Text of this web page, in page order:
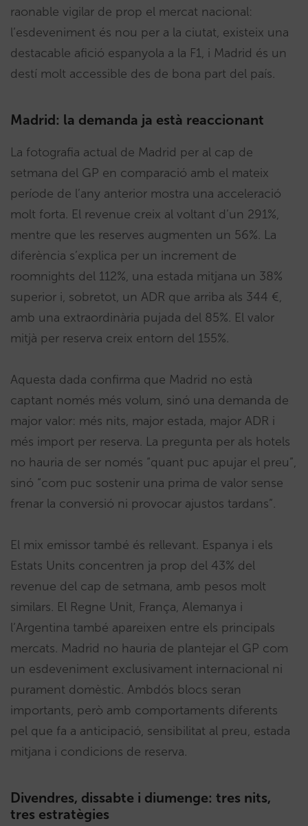
raonable vigilar de prop el mercat nacional:
l’esdeveniment és nou per a la ciutat, existeix una
destacable afició espanyola a la F1, i Madrid és un
destí molt accessible des de bona part del país.
Madrid: la demanda ja està reaccionant
La fotografia actual de Madrid per al cap de
setmana del GP en comparació amb el mateix
període de l’any anterior mostra una acceleració
molt forta. El revenue creix al voltant d’un 291%,
mentre que les reserves augmenten un 56%. La
diferència s’explica per un increment de
roomnights del 112%, una estada mitjana un 38%
superior i, sobretot, un ADR que arriba als 344 €,
amb una extraordinària pujada del 85%. El valor
mitjà per reserva creix entorn del 155%.
Aquesta dada confirma que Madrid no està
captant només més volum, sinó una demanda de
major valor: més nits, major estada, major ADR i
més import per reserva. La pregunta per als hotels
no hauria de ser només “quant puc apujar el preu”,
sinó “com puc sostenir una prima de valor sense
frenar la conversió ni provocar ajustos tardans”.
El mix emissor també és rellevant. Espanya i els
Estats Units concentren ja prop del 43% del
revenue del cap de setmana, amb pesos molt
similars. El Regne Unit, França, Alemanya i
l’Argentina també apareixen entre els principals
mercats. Madrid no hauria de plantejar el GP com
un esdeveniment exclusivament internacional ni
purament domèstic. Ambdós blocs seran
importants, però amb comportaments diferents
pel que fa a anticipació, sensibilitat al preu, estada
mitjana i condicions de reserva.
Divendres, dissabte i diumenge: tres nits,
tres estratègies